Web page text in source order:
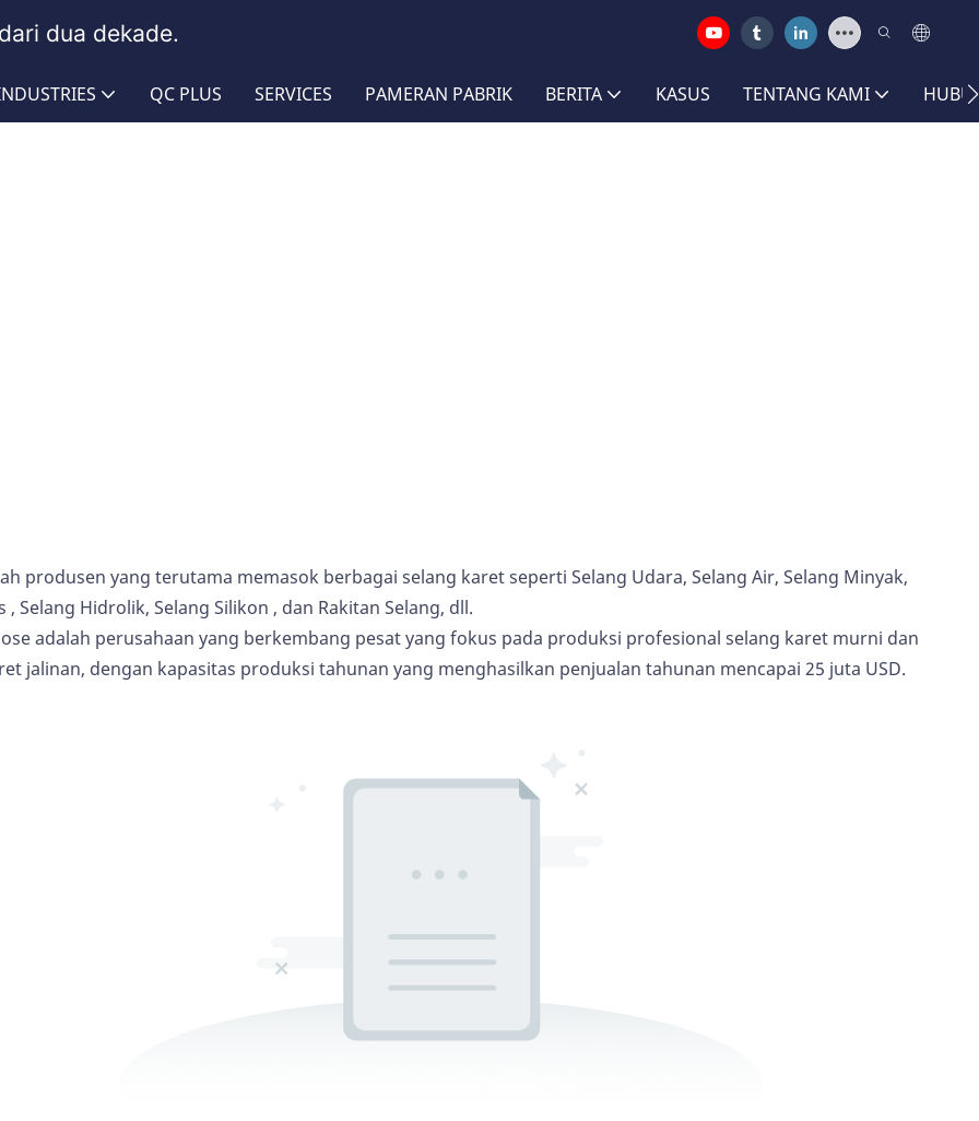
dua dekade.
QC PLUS SERVICES PAMERAN PABRIK BERITA KASUS TENTANG KAMI
produsen yang terutama memasok berbagai selang karet seperti Selang Udara, Selang Air, Selang Minyak,
, Selang Hidrolik, Selang Silikon , dan Rakitan Selang, dll.
adalah perusahaan yang berkembang pesat yang fokus pada produksi profesional selang karet murni dan
jalinan, dengan kapasitas produksi tahunan yang menghasilkan penjualan tahunan mencapai 25 juta USD.